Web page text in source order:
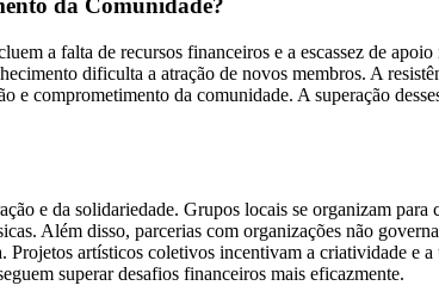
da Comunidade?
a falta de recursos financeiros e a escassez de
dificulta a atração de novos membros. A
e comprometimento da comunidade. A superação
e da solidariedade. Grupos locais se organizam
Além disso, parcerias com organizações não
artísticos coletivos incentivam a criatividade e
superar desafios financeiros mais eficazmente.